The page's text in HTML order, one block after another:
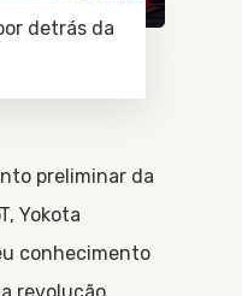
detrás da
preliminar da
Yokota
conhecimento
revolução